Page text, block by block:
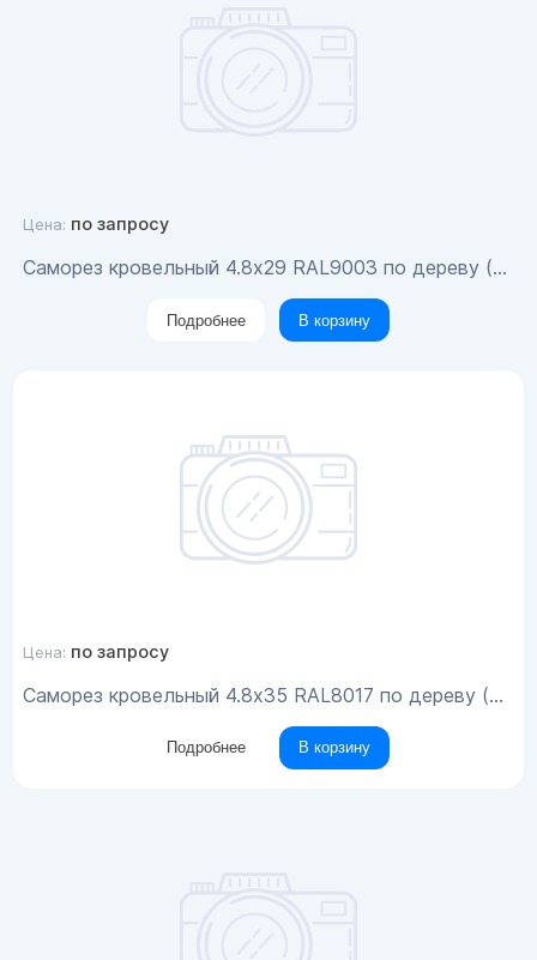
Цена: по запросу
Саморез кровельный 4.8x29 RAL9003 по дереву (200шт)
Подробнее В корзину
Цена: по запросу
Саморез кровельный 4.8x35 RAL8017 по дереву (200шт)
Подробнее В корзину